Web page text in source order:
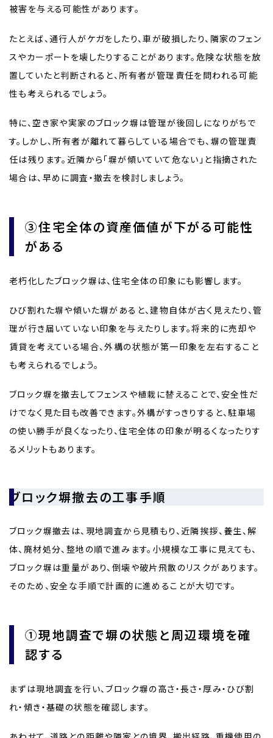
被害を与える可能性があります。
たとえば、通行人がケガをしたり、車が破損したり、隣家のフェン
スやカーポートを壊したりすることがあります。危険な状態を放
置していたと判断されると、所有者が管理責任を問われる可能
性も考えられるでしょう。
特に、空き家や実家のブロック塀は管理が後回しになりがちで
す。しかし、所有者が離れて暮らしている場合でも、塀の管理責
任は残ります。近隣から「塀が傾いていて危ない」と指摘された
場合は、早めに調査・撤去を検討しましょう。
③住宅全体の資産価値が下がる可能性
がある
老朽化したブロック塀は、住宅全体の印象にも影響します。
ひび割れた塀や傾いた塀があると、建物自体が古く見えたり、管
理が行き届いていない印象を与えたりします。将来的に売却や
賃貸を考えている場合、外構の状態が第一印象を左右すること
も考えられるでしょう。
ブロック塀を撤去してフェンスや植栽に替えることで、安全性だ
けでなく見た目も改善できます。外構がすっきりすると、駐車場
の使い勝手が良くなったり、住宅全体の印象が明るくなったりす
るメリットもあります。
ブロック塀撤去の工事手順
ブロック塀撤去は、現地調査から見積もり、近隣挨拶、養生、解
体、廃材処分、整地の順で進みます。小規模な工事に見えても、
ブロック塀は重量があり、倒壊や破片飛散のリスクがあります。
そのため、安全な手順で計画的に進めることが大切です。
①現地調査で塀の状態と周辺環境を確
認する
まずは現地調査を行い、ブロック塀の高さ・長さ・厚み・ひび割
れ・傾き・基礎の状態を確認します。